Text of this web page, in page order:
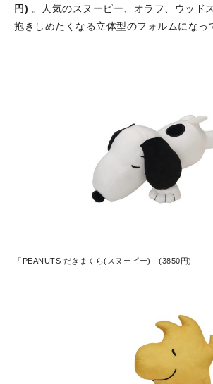
円) 。人気のスヌーピー、オラフ、ウッド
抱きしめたくなる立体型のフォルムになっ
「PEANUTS だきまくら(スヌーピー)」(3850円)